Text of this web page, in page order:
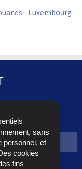
sans
personnel, et
cookies
fins
- Luxembourg